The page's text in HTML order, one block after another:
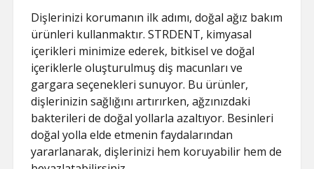
Dişlerinizi korumanın ilk adımı, doğal ağız bakım
ürünleri kullanmaktır. STRDENT, kimyasal
içerikleri minimize ederek, bitkisel ve doğal
içeriklerle oluşturulmuş diş macunları ve
gargara seçenekleri sunuyor. Bu ürünler,
dişlerinizin sağlığını artırırken, ağzınızdaki
bakterileri de doğal yollarla azaltıyor. Besinleri
doğal yolla elde etmenin faydalarından
yararlanarak, dişlerinizi hem koruyabilir hem de